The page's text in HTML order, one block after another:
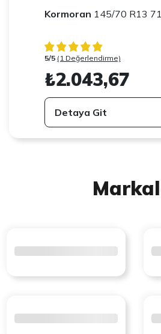
Kormoran 145/70 R13
5/5 (1 Değerlendirme)
₺2.043,67
Detaya Git